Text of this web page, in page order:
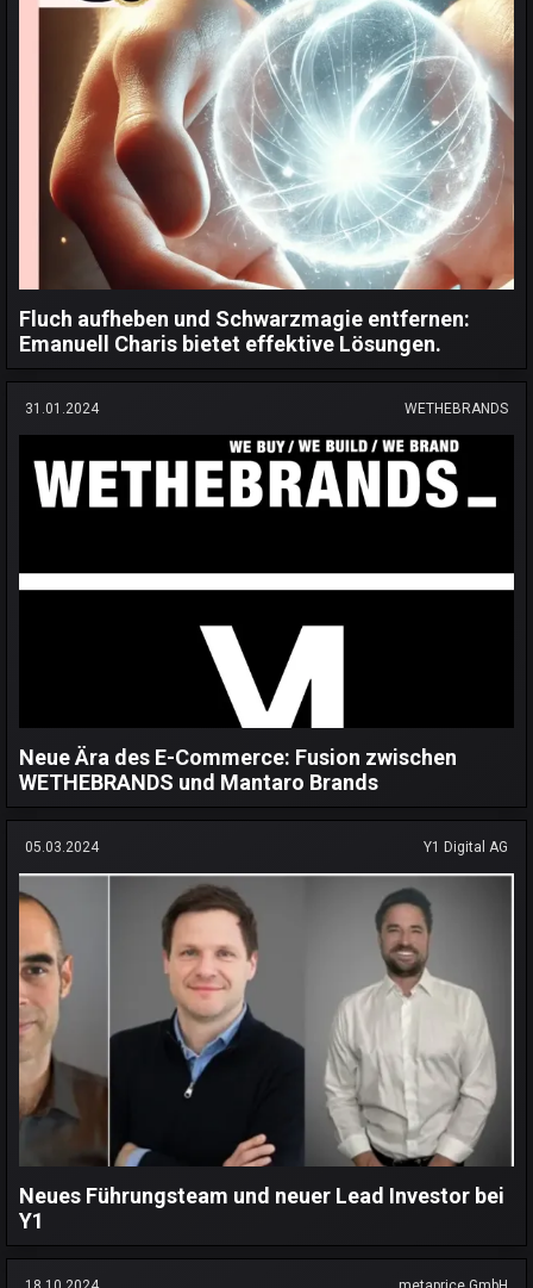
Fluch aufheben und Schwarzmagie entfernen:
Emanuell Charis bietet effektive Lösungen.
31.01.2024 WETHEBRANDS
Neue Ära des E-Commerce: Fusion zwischen
WETHEBRANDS und Mantaro Brands
05.03.2024 Y1 Digital AG
Neues Führungsteam und neuer Lead Investor bei
Y1